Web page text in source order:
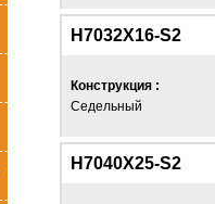
H7032X16-S2
Конструкция :
Седельный
H7040X25-S2